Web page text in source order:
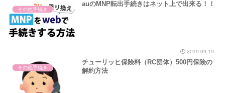
その他手続き
auのMNP転出手続きはネット上で出来る！！
2019.09.19
その他手続き
チューリッヒ保険料（RC団体）500円保険の
解約方法